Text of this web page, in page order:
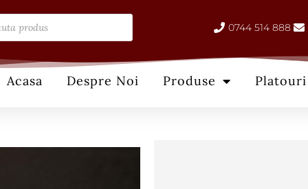
0744 514 888
Acasa Despre Noi Produse Platouri